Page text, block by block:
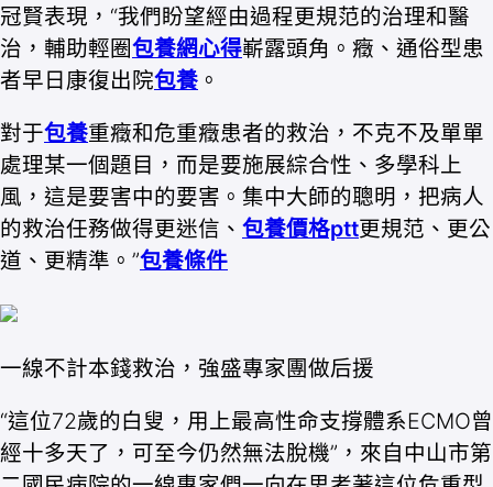
冠賢表現，“我們盼望經由過程更規范的治理和醫
治，輔助輕圈包養網心得嶄露頭角。癥、通俗型患
者早日康復出院包養 。
對于包養重癥和危重癥患者的救治，不克不及單單
處理某一個題目，而是要施展綜合性、多學科上
風，這是要害中的要害。集中大師的聰明，把病人
的救治任務做得更迷信、 包養價格ptt更規范、更公
道、更精準。”包養條件
一線不計本錢救治，強盛專家團做后援
“這位72歲的白叟，用上最高性命支撐體系ECMO曾
經十多天了，可至今仍然無法脫機”，來自中山市第